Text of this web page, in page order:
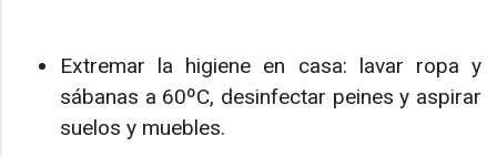
Extremar la higiene en casa: lavar ropa y
sábanas a 60ºC, desinfectar peines y aspirar
suelos y muebles.